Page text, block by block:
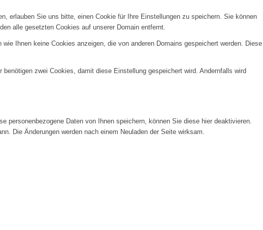
erlauben Sie uns bitte, einen Cookie für Ihre Einstellungen zu speichern. Sie können
alle gesetzten Cookies auf unserer Domain entfernt.
Ihnen keine Cookies anzeigen, die von anderen Domains gespeichert werden. Diese
zwei Cookies, damit diese Einstellung gespeichert wird. Andernfalls wird
personenbezogene Daten von Ihnen speichern, können Sie diese hier deaktivieren.
Die Änderungen werden nach einem Neuladen der Seite wirksam.